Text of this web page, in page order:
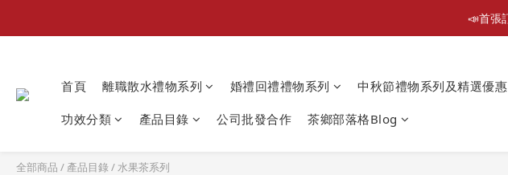
📣首張
📣首張
📦折後付款
首頁 離職散水禮物系列 婚禮回禮禮物系列 中秋節禮物系列及精選優惠
功效分類 產品目錄 公司批發合作 茶鄉部落格Blog
全部商品 / 產品目錄/水果茶系列